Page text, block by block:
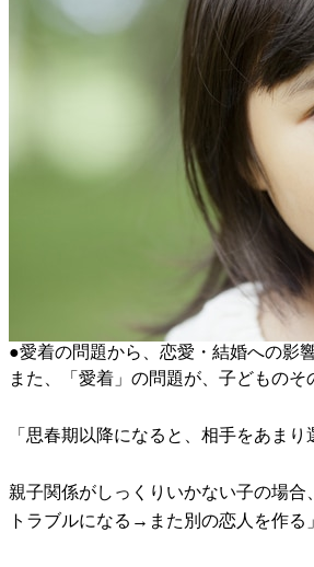
●愛着の問題から、恋愛・結婚への影
また、「愛着」の問題が、子どもの
「思春期以降になると、相手をあま
親子関係がしっくりいかない子の場
トラブルになる→また別の恋人を作る